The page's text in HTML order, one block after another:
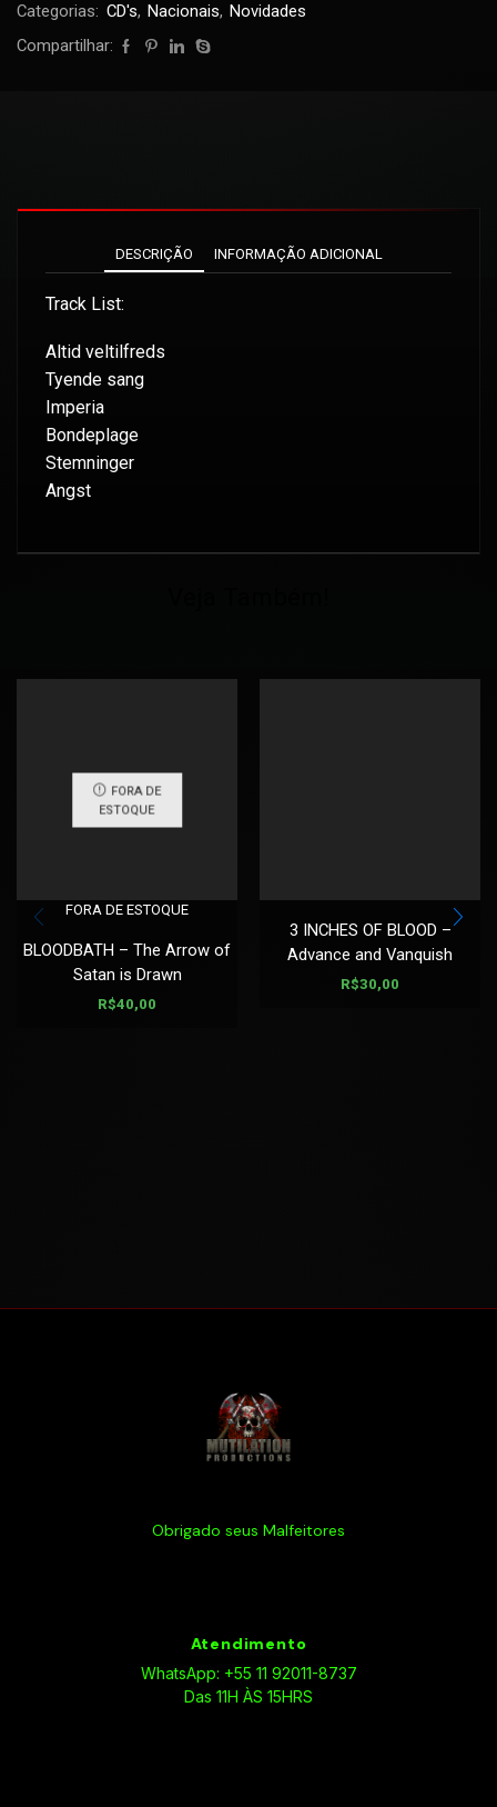
Categorias: CD's, Nacionais, Novidades
Compartilhar:
DESCRIÇÃO INFORMAÇÃO ADICIONAL
Track List:
Altid veltilfreds
Tyende sang
Imperia
Bondeplage
Stemninger
Angst
FORA DE
ESTOQUE
FORA DE ESTOQUE
BLOODBATH – The Arrow of
Satan is Drawn
R$40,00
3 INCHES OF BLOOD –
Advance and Vanquish
R$30,00
Obrigado seus Malfeitores
Atendimento
WhatsApp: +55 11 92011-8737
Das 11H ÀS 15HRS